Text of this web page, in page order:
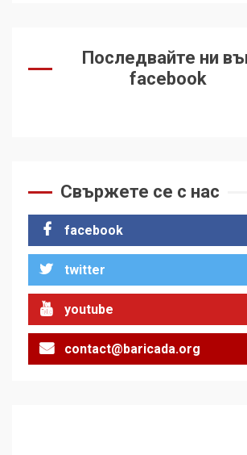
Последвайте ни
facebook
Свържете се с нас
facebook
twitter
youtube
contact@baricada.org